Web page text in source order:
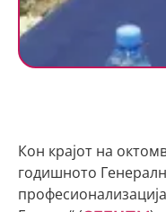
Кон крајот на
годишнoто